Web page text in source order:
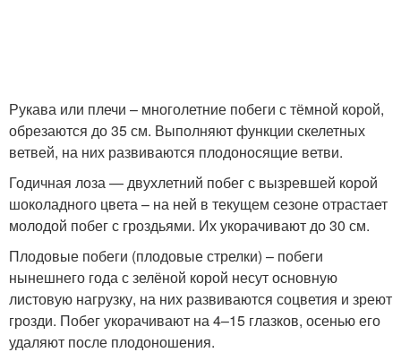
Рукава или плечи – многолетние побеги с тёмной корой,
обрезаются до 35 см. Выполняют функции скелетных
ветвей, на них развиваются плодоносящие ветви.
Годичная лоза — двухлетний побег с вызревшей корой
шоколадного цвета – на ней в текущем сезоне отрастает
молодой побег с гроздьями. Их укорачивают до 30 см.
Плодовые побеги (плодовые стрелки) – побеги
нынешнего года с зелёной корой несут основную
листовую нагрузку, на них развиваются соцветия и зреют
грозди. Побег укорачивают на 4–15 глазков, осенью его
удаляют после плодоношения.